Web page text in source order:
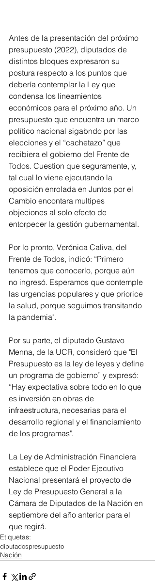
Antes de la presentación del próximo
presupuesto (2022), diputados de
distintos bloques expresaron su
postura respecto a los puntos que
debería contemplar la Ley que
condensa los lineamientos
económicos para el próximo año. Un
presupuesto que encuentra un marco
político nacional sigabndo por las
elecciones y el “cachetazo” que
recibiera el gobierno del Frente de
Todos. Cuestion que seguramente, y,
tal cual lo viene ejecutando la
oposición enrolada en Juntos por el
Cambio encontara multipes
objeciones al solo efecto de
entorpecer la gestión gubernamental.
Por lo pronto, Verónica Caliva, del
Frente de Todos, indicó: “Primero
tenemos que conocerlo, porque aún
no ingresó. Esperamos que contemple
las urgencias populares y que priorice
la salud, porque seguimos transitando
la pandemia".
Por su parte, el diputado Gustavo
Menna, de la UCR, consideró que "El
Presupuesto es la ley de leyes y define
un programa de gobierno” y expresó:
“Hay expectativa sobre todo en lo que
es inversión en obras de
infraestructura, necesarias para el
desarrollo regional y el financiamiento
de los programas".
La Ley de Administración Financiera
establece que el Poder Ejecutivo
Nacional presentará el proyecto de
Ley de Presupuesto General a la
Cámara de Diputados de la Nación en
septiembre del año anterior para el
que regirá.
Etiquetas:
diputadospresupuesto
Nación